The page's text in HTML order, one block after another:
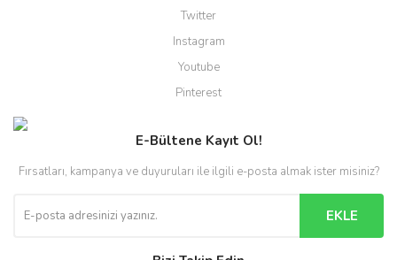
Twitter
Instagram
Youtube
Pinterest
E-Bültene Kayıt Ol!
Fırsatları, kampanya ve duyuruları ile ilgili e-posta almak ister misiniz?
EKLE